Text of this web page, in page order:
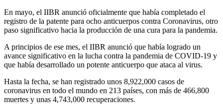
En mayo, el IIBR anunció oficialmente que había completado el
registro de la patente para ocho anticuerpos contra Coronavirus, otro
paso significativo hacia la producción de una cura para la pandemia.
A principios de ese mes, el IIBR anunció que había logrado un
avance significativo en la lucha contra la pandemia de COVID-19 y
que había desarrollado un potente anticuerpo que ataca al virus.
Hasta la fecha, se han registrado unos 8,922,000 casos de
coronavirus en todo el mundo en 213 países, con más de 466,800
muertes y unas 4,743,000 recuperaciones.